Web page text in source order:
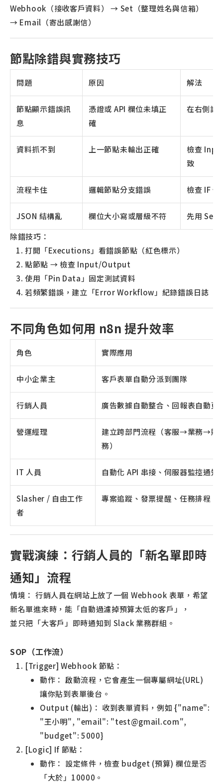
Webhook（接收客戶資料） → Set（整理姓名與信箱）
→ Email（寄出感謝信）
節點除錯與實務技巧
問題 原因 解法
節點顯示錯誤訊
息
憑證或 API 欄位未填正
確
在右側設
資料抓不到 上一節點未輸出正確
檢查
致
流程卡住 邏輯節點分支錯誤 檢查 IF
JSON 結構亂 欄位大小寫或層級不符
先用 Set
除錯技巧：
打開「Executions」看錯誤節點（紅色標示）
點節點 → 檢查 Input/Output
使用「Pin Data」固定測試資料
若頻繁錯誤，建立「Error Workflow」紀錄錯誤日誌
不同角色如何用 n8n 提升效率
角色 實際應用
中小企業主 客戶表單自動分派到團隊
行銷人員 廣告數據自動整合、回報表自動更
營運經理
建立跨部門流程（客服→業務→財
務）
IT 人員 自動化 API 串接、伺服器監控通知
Slasher / 自由工作
者
專案追蹤、發票提醒、任務排程
實戰演練：行銷人員的「新名單即時
通知」流程
情境： 行銷人員在網站上放了一個 Webhook 表單，希望
新名單進來時，能「自動過濾掉預算太低的客戶」，
並只把「大客戶」即時通知到 Slack 業務群組。
SOP（工作流）
[Trigger] Webhook 節點：
動作： 啟動流程，它會產生一個專屬網址(URL)
讓你貼到表單後台。
Output (輸出)： 收到表單資料，例如 {"name":
"王小明", "email": "test@gmail.com",
"budget": 5000}
[Logic] If 節點：
動作： 設定條件，檢查 budget (預算) 欄位是否
「大於」10000。